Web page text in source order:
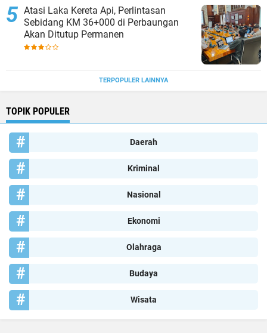
Atasi Laka Kereta Api, Perlintasan
Sebidang KM 36+000 di Perbaungan
Akan Ditutup Permanen
TERPOPULER LAINNYA
TOPIK POPULER
Daerah
Kriminal
Nasional
Ekonomi
Olahraga
Budaya
Wisata